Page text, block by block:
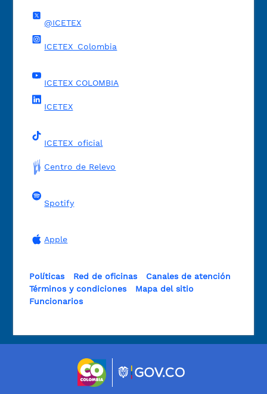
@ICETEX
ICETEX_Colombia
ICETEX COLOMBIA
ICETEX
ICETEX_oficial
Centro de Relevo
Spotify
Apple
Políticas Red de oficinas
Canales de atención
Términos y condiciones
Mapa del sitio
Funcionarios